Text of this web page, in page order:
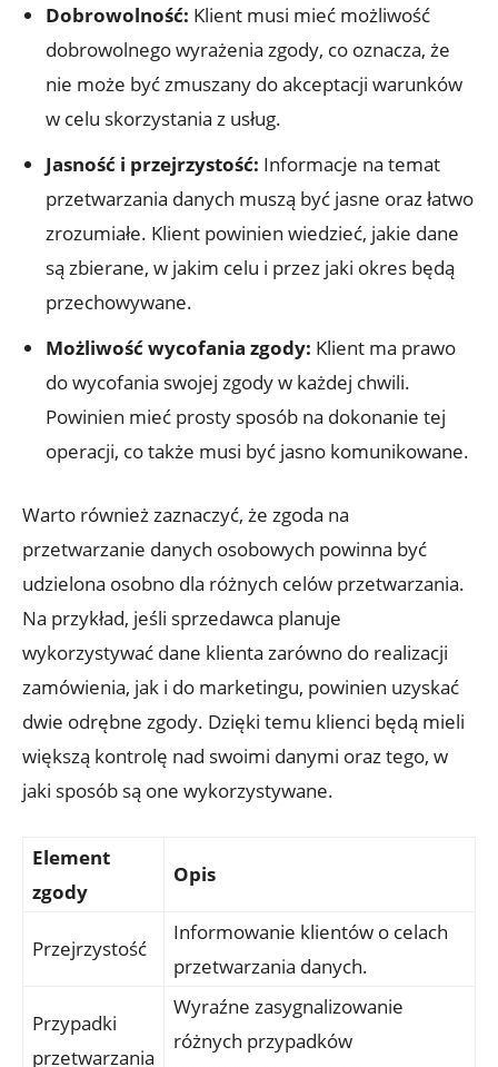
Dobrowolność: Klient musi mieć możliwość
dobrowolnego wyrażenia zgody, co oznacza, że
nie może być zmuszany do akceptacji warunków
w celu skorzystania z usług.
Jasność i przejrzystość: Informacje na temat
przetwarzania danych muszą być jasne oraz łatwo
zrozumiałe. Klient powinien wiedzieć, jakie dane
są zbierane, w jakim celu i przez jaki okres będą
przechowywane.
Możliwość wycofania zgody: Klient ma prawo
do wycofania swojej zgody w każdej chwili.
Powinien mieć prosty sposób na dokonanie tej
operacji, co także musi być jasno komunikowane.
Warto również zaznaczyć, że zgoda na
przetwarzanie danych osobowych powinna być
udzielona osobno dla różnych celów przetwarzania.
Na przykład, jeśli sprzedawca planuje
wykorzystywać dane klienta zarówno do realizacji
zamówienia, jak i do marketingu, powinien uzyskać
dwie odrębne zgody. Dzięki temu klienci będą mieli
większą kontrolę nad swoimi danymi oraz tego, w
jaki sposób są one wykorzystywane.
Element
zgody
Opis
Przejrzystość
Informowanie klientów o celach
przetwarzania danych.
Przypadki
przetwarzania
Wyraźne zasygnalizowanie
różnych przypadków